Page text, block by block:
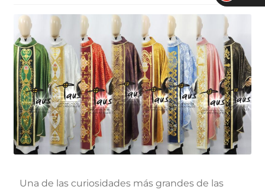
Una de las curiosidades más grandes de las
US
D$